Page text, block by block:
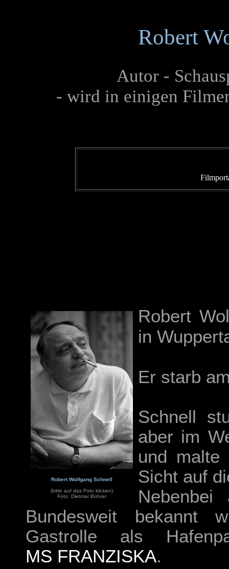
Robert
Autor -
- wird in einigen
Robert Wolfgang Schnell
(bitte auf das Foto klicken)
Foto: Dietmar Bührer
Robert
in
Er starb
Schnell
aber im
und
Sicht auf
Bundesweit bekannt
Gastrolle als
MS FRANZISKA.